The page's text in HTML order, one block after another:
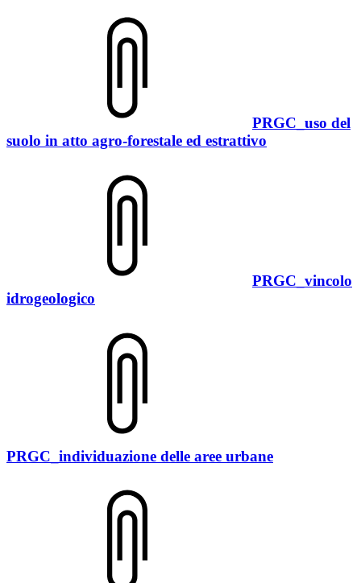
PRGC_uso del
suolo in atto agro-forestale ed estrattivo
PRGC_vincolo
idrogeologico
PRGC_individuazione delle aree urbane